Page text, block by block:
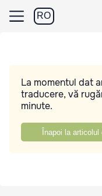
RO
La momentul dat
traducere, vă
minute.
Înapoi la articolul